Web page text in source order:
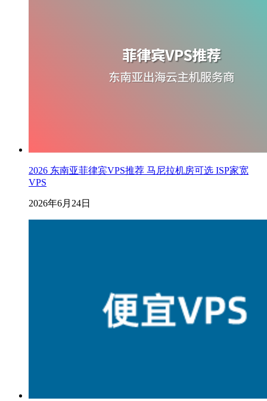
2026 东南亚菲律宾VPS推荐 马尼拉机房可选 ISP家宽
VPS
2026年6月24日